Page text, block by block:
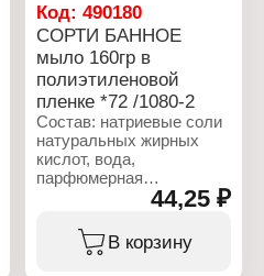
Код:490180
СОРТИ БАННОЕ
мыло 160гр в
полиэтиленовой
пленке *72 /1080-2
Состав: натриевые соли
натуральных жирных
кислот, вода,
парфюмерная
пластификатор,
вещества
44,25 ₽
В корзину